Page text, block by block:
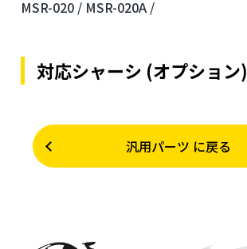
MSR-020 / MSR-020A /
対応シャーシ (オプション)
汎用パーツ に戻る